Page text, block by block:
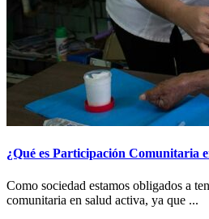
¿Qué es Participación Comunitaria
Como sociedad estamos obligados a
comunitaria en salud activa, ya que ...